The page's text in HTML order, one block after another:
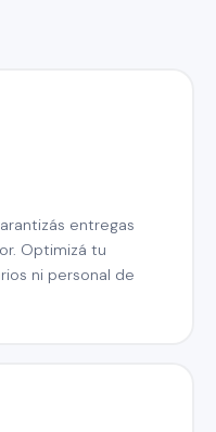
entregas
Optimizá tu
ni personal de